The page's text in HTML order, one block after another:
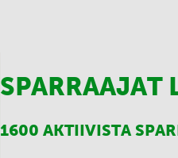
SPARRAAJAT
1600 AKTIIVISTA